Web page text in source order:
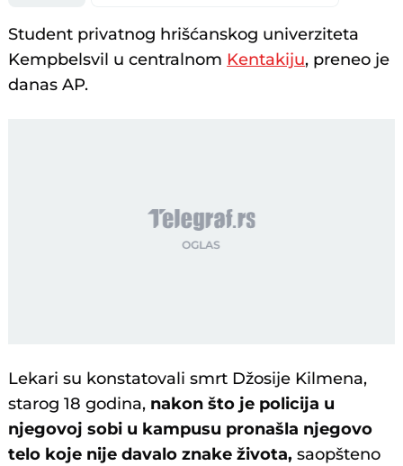
Student privatnog hrišćanskog univerziteta
Kempbelsvil u centralnom Kentakiju, preneo je
danas AP.
Lekari su konstatovali smrt Džosije Kilmena,
starog 18 godina, nakon što je policija u
njegovoj sobi u kampusu pronašla njegovo
telo koje nije davalo znake života, saopšteno